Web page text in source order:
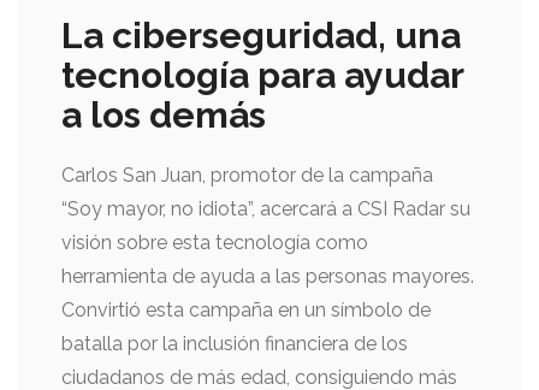
La ciberseguridad, una
tecnología para ayudar
a los demás
Carlos San Juan, promotor de la campaña
“Soy mayor, no idiota”, acercará a CSI Radar su
visión sobre esta tecnología como
herramienta de ayuda a las personas mayores.
Convirtió esta campaña en un símbolo de
batalla por la inclusión financiera de los
ciudadanos de más edad, consiguiendo más